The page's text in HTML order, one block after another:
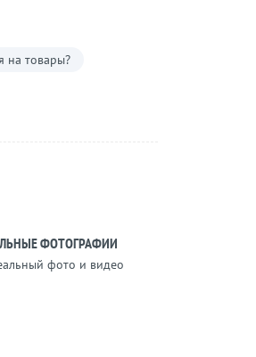
на товары?
ФОТОГРАФИИ
фото и видео